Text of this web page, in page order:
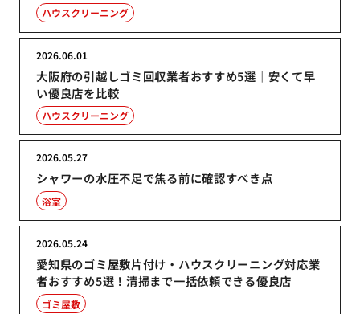
ハウスクリーニング
大阪府の引越しゴミ回収業者おすすめ5選｜安くて早
い優良店を比較
2026.06.01
ハウスクリーニング
シャワーの水圧不足で焦る前に確認すべき点
2026.05.27
浴室
愛知県のゴミ屋敷片付け・ハウスクリーニング対応業
者おすすめ5選！清掃まで一括依頼できる優良店
2026.05.24
ゴミ屋敷